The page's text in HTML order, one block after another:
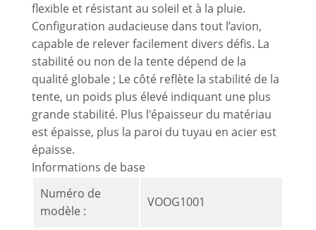
flexible et résistant au soleil et à la pluie.
Configuration audacieuse dans tout l’avion,
capable de relever facilement divers défis. La
stabilité ou non de la tente dépend de la
qualité globale ; Le côté reflète la stabilité de la
tente, un poids plus élevé indiquant une plus
grande stabilité. Plus l'épaisseur du matériau
est épaisse, plus la paroi du tuyau en acier est
épaisse.
Informations de base
Numéro de
modèle :
VOOG1001